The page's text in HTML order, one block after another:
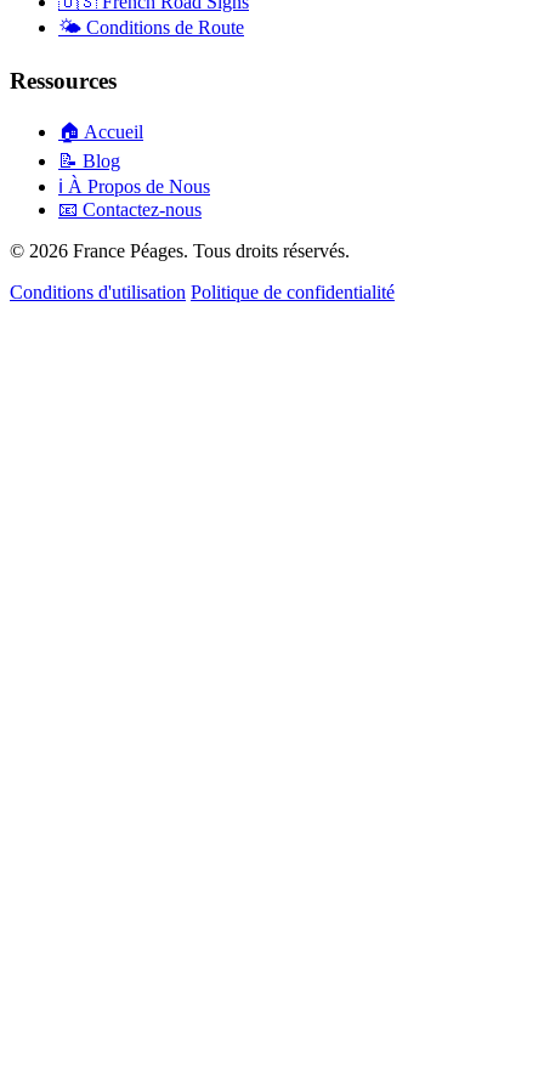
🌤️ Conditions de Route
Ressources
🏠 Accueil
📝 Blog
ℹ️ À Propos de Nous
📧 Contactez-nous
© 2026 France Péages. Tous droits réservés.
Conditions d'utilisation Politique de confidentialité